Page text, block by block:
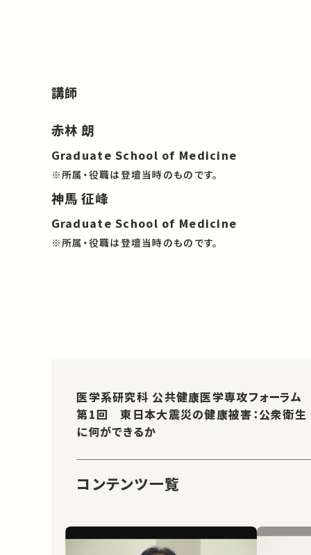
講師
赤林 朗
Graduate School of Medicine
※所属・役職は登壇当時のものです。
神馬 征峰
Graduate School of Medicine
※所属・役職は登壇当時のものです。
医学系研究科 公共健康医学専攻フォーラム
第1回 東日本大震災の健康被害：公衆衛生
に何ができるか
コンテンツ一覧